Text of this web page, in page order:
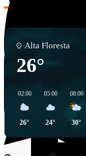
Facebook
Twitter
Alta Floresta
26°
02:00
26°
05:00
24°
08:00
30°